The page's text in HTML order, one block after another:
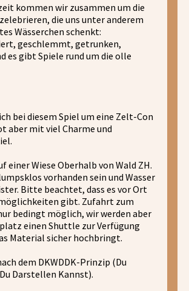
kommen wir zusammen um die
die uns unter anderem
Wässerchen schenkt:
geschlemmt, getrunken,
es gibt Spiele rund um die olle
bei diesem Spiel um eine Zelt-Con
aber mit viel Charme und
einer Wiese Oberhalb von Wald ZH.
vorhanden sein und Wasser
Bitte beachtet, dass es vor Ort
gibt. Zufahrt zum
bedingt möglich, wir werden aber
einen Shuttle zur Verfügung
Material sicher hochbringt.
dem DKWDDK-Prinzip (Du
Darstellen Kannst).